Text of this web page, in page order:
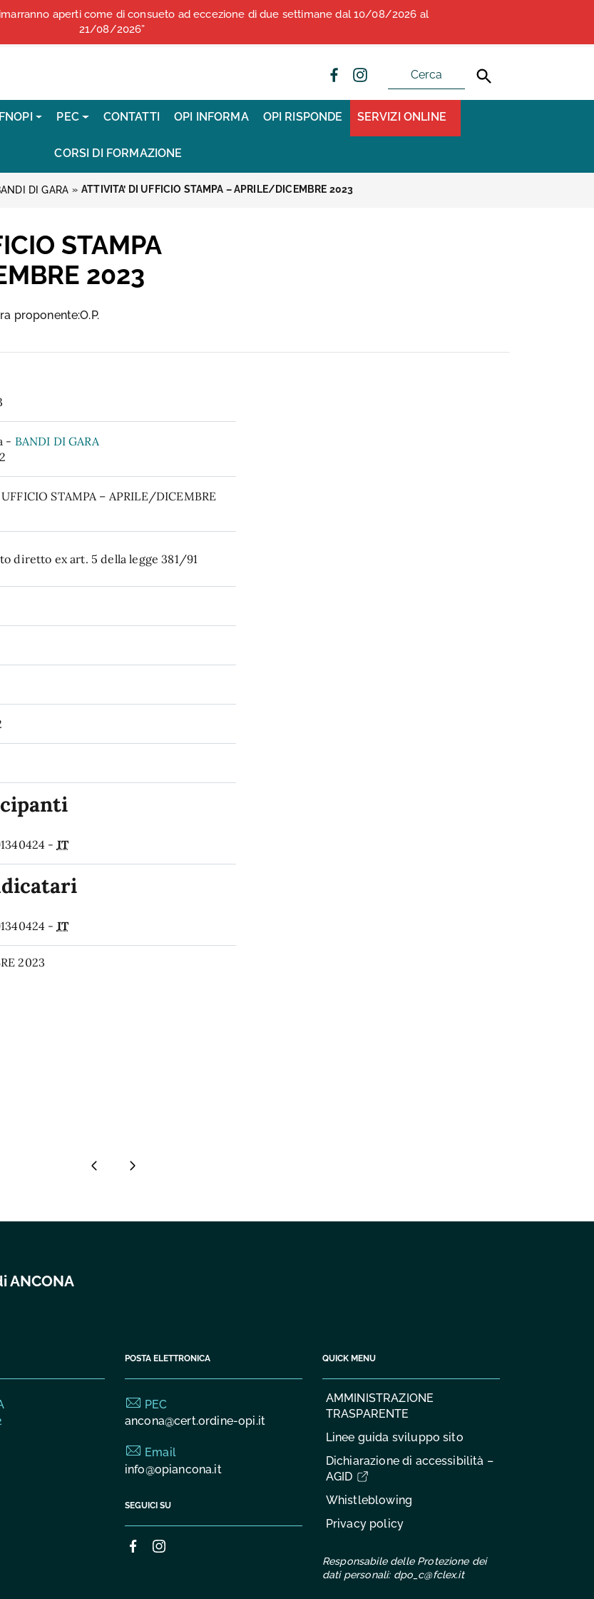
COMUNICATI STAMPA ALBO OPI ANCONA CONVENZIONI
FNOPI PEC CONTATTI OPI INFORMA OPI RISPONDE SERVIZI ONLINE
CORSI DI FORMAZIONE
DI GARA » ATTIVITA’ DI UFFICIO STAMPA – APRILE/DICEMBRE 2023
STAMPA
2023
proponente:O.P.
- BANDI DI GARA
UFFICIO STAMPA – APRILE/DICEMBRE
diretto ex art. 5 della legge 381/91
- IT
- IT
2023
Pagina precedentePagina successiva
ANCONA
POSTA ELETTRONICA
PEC
ancona@cert.ordine-opi.it
Email
info@opiancona.it
SEGUICI SU
QUICK MENU
AMMINISTRAZIONE
TRASPARENTE
Linee guida sviluppo sito
Dichiarazione di accessibilità –
AGID
Whistleblowing
Privacy policy
Responsabile delle Protezione dei
dati personali: dpo_c@fclex.it
aperti come di consueto ad eccezione di due settimane dal 10/08/2026 al
21/08/2026”